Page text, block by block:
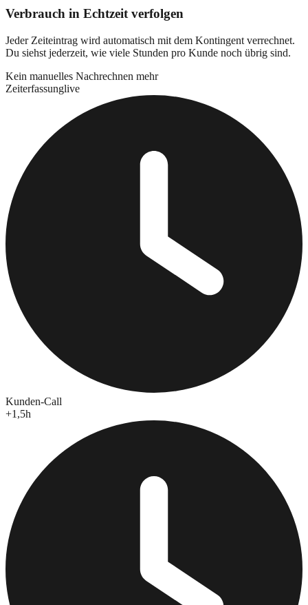
Verbrauch in Echtzeit verfolgen
Jeder Zeiteintrag wird automatisch mit dem Kontingent verrechnet.
Du siehst jederzeit, wie viele Stunden pro Kunde noch übrig sind.
Kein manuelles Nachrechnen mehr
Zeiterfassunglive
Kunden-Call
+1,5h